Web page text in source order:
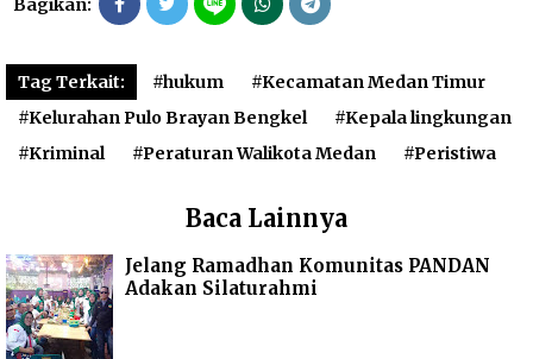
Bagikan:
Tag Terkait: #hukum
#Kecamatan Medan Timur
#Kelurahan Pulo Brayan Bengkel
#Kepala lingkungan
#Kriminal
#Peraturan Walikota Medan #Peristiwa
Baca Lainnya
Jelang Ramadhan Komunitas PANDAN
Adakan Silaturahmi